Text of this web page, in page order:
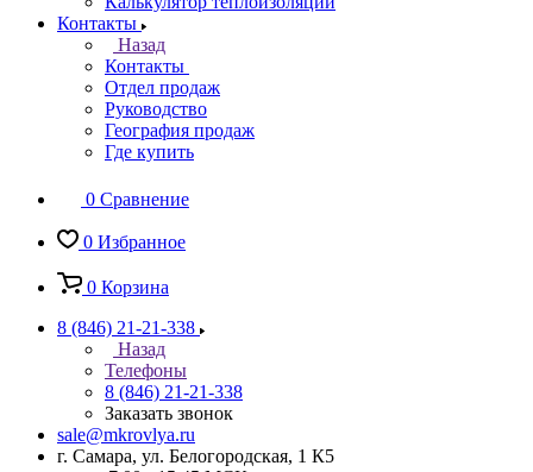
Контакты
Назад
Контакты
Отдел продаж
Руководство
География продаж
Где купить
0 Сравнение
0 Избранное
0 Корзина
8 (846) 21-21-338
Назад
Телефоны
8 (846) 21-21-338
Заказать звонок
sale@mkrovlya.ru
г. Самара, ул. Белогородская, 1 К5